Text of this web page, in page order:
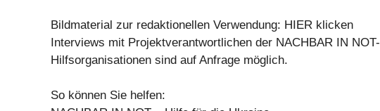
Bildmaterial zur redaktionellen Verwendung: HIER klicken
Interviews mit Projektverantwortlichen der NACHBAR IN NOT-
Hilfsorganisationen sind auf Anfrage möglich.
So können Sie helfen: